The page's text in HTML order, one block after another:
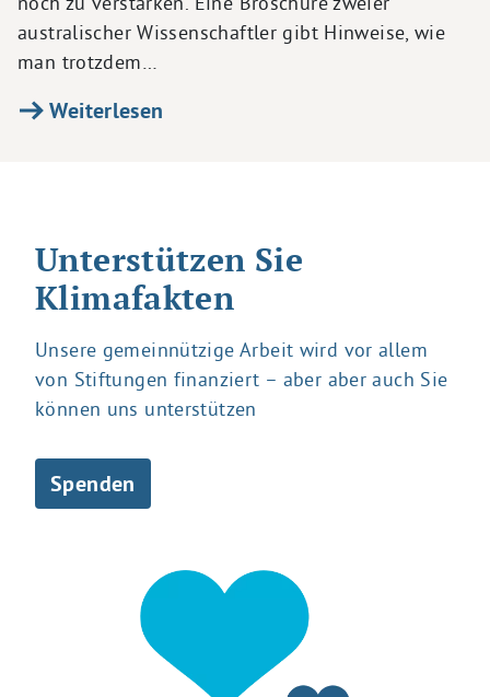
australischer Wissenschaftler gibt Hinweise, wie
man trotzdem…
Weiterlesen
Unterstützen Sie
Klimafakten
Unsere gemeinnützige Arbeit wird vor allem
von Stiftungen finanziert – aber aber auch Sie
können uns unterstützen
Spenden